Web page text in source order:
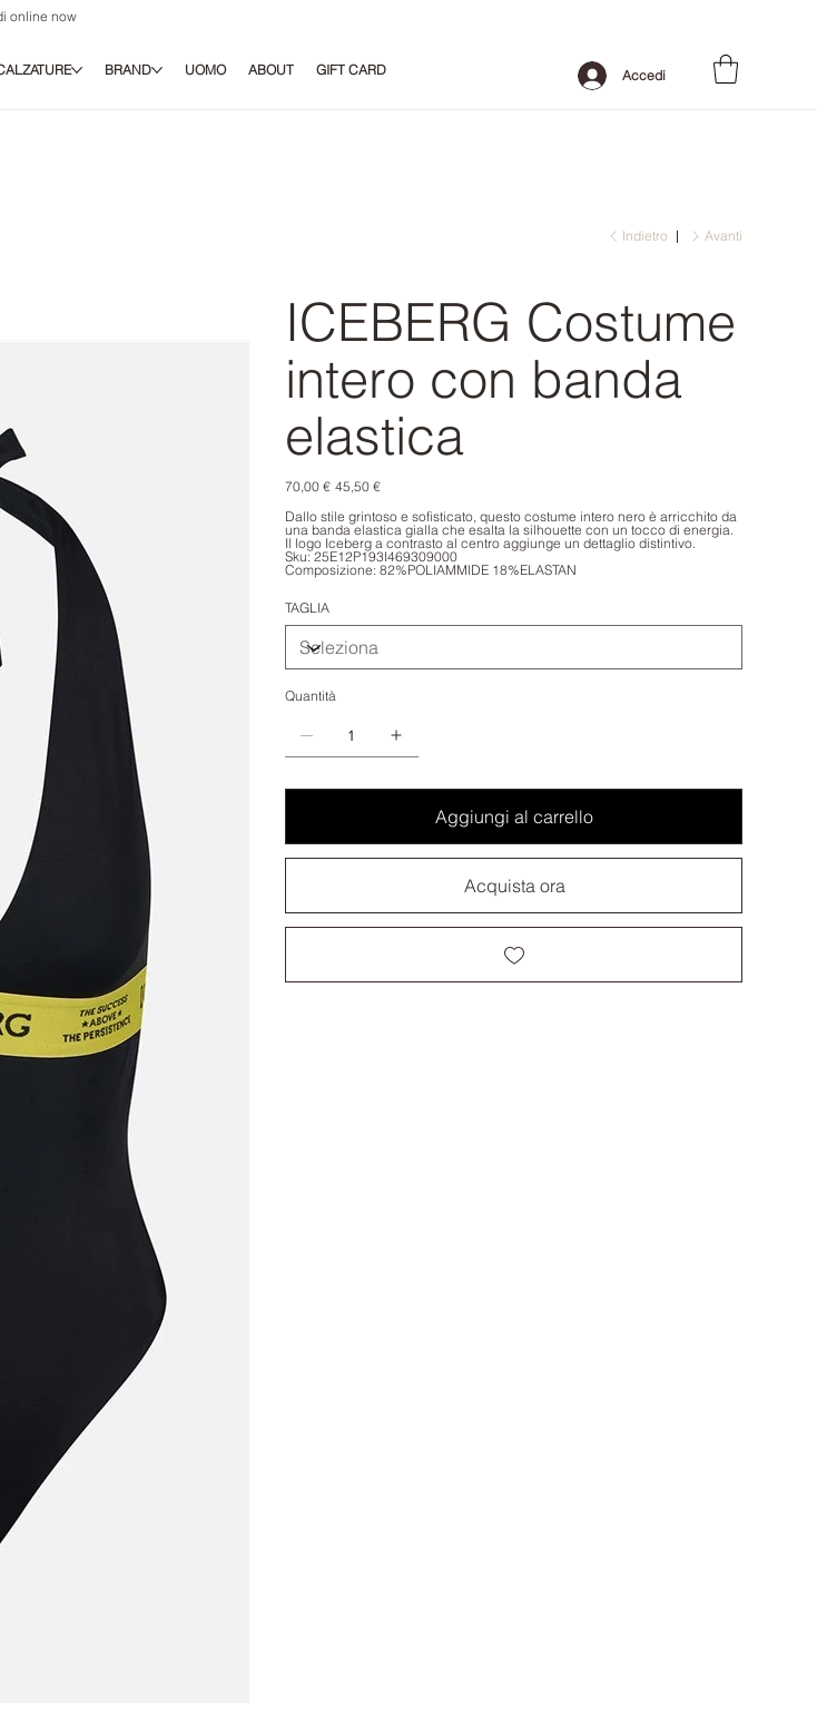
online now
Accedi
BRAND UOMO ABOUT GIFT CARD
Indietro Avanti
ICEBERG Costume
intero con banda
elastica
Prezzo
originale
70,00 € Prezzo
scontato
45,50 €
Dallo stile grintoso e sofisticato, questo costume intero nero è arricchito da
una banda elastica gialla che esalta la silhouette con un tocco di energia.
Il logo Iceberg a contrasto al centro aggiunge un dettaglio distintivo.
Sku: 25E12P193I469309000
Composizione: 82%POLIAMMIDE 18%ELASTAN
TAGLIA
Quantità
Aggiungi al carrello
Acquista ora